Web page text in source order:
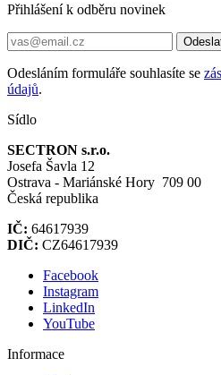
Přihlášení k odběru novinek
Odesláním formuláře souhlasíte se
údajů.
Sídlo
SECTRON s.r.o.
Josefa Šavla 12
Ostrava - Mariánské Hory 709 00
Česká republika
IČ: 64617939
DIČ: CZ64617939
Facebook
Instagram
LinkedIn
YouTube
Informace